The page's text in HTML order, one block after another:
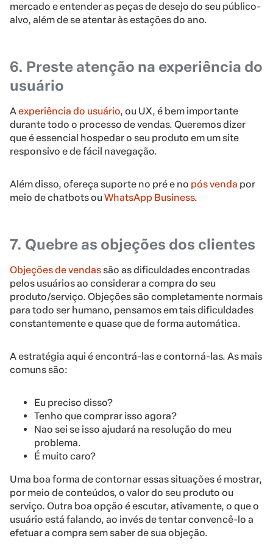
mercado e entender as peças de desejo do seu público-
alvo, além de se atentar às estações do ano.
6. Preste atenção na experiência do
usuário
Aexperiência do usuário, ou UX, é bem importante
durante todo o processo de vendas. Queremos dizer
que é essencial hospedar o seu produto em um site
responsivo e de fácil navegação.
Além disso, ofereça suporte no pré e no pós venda por
meio de chatbots ouWhatsApp Business.
7. Quebre as objeções dos clientes
Objeções de vendassão as dificuldades encontradas
pelos usuários ao considerar a compra do seu
produto/serviço. Objeções são completamente normais
para todo ser humano, pensamos em tais dificuldades
constantemente e quase que de forma automática.
A estratégia aqui é encontrá-las e contorná-las. As mais
comuns são:
Eu preciso disso?
Tenho que comprar isso agora?
Nao sei se isso ajudará na resolução do meu
problema.
É muito caro?
Uma boa forma de contornar essas situações é mostrar,
por meio de conteúdos, o valor do seu produto ou
serviço. Outra boa opção é escutar, ativamente, o que o
usuário está falando, ao invés de tentar convencê-lo a
efetuar a compra sem saber de sua objeção.